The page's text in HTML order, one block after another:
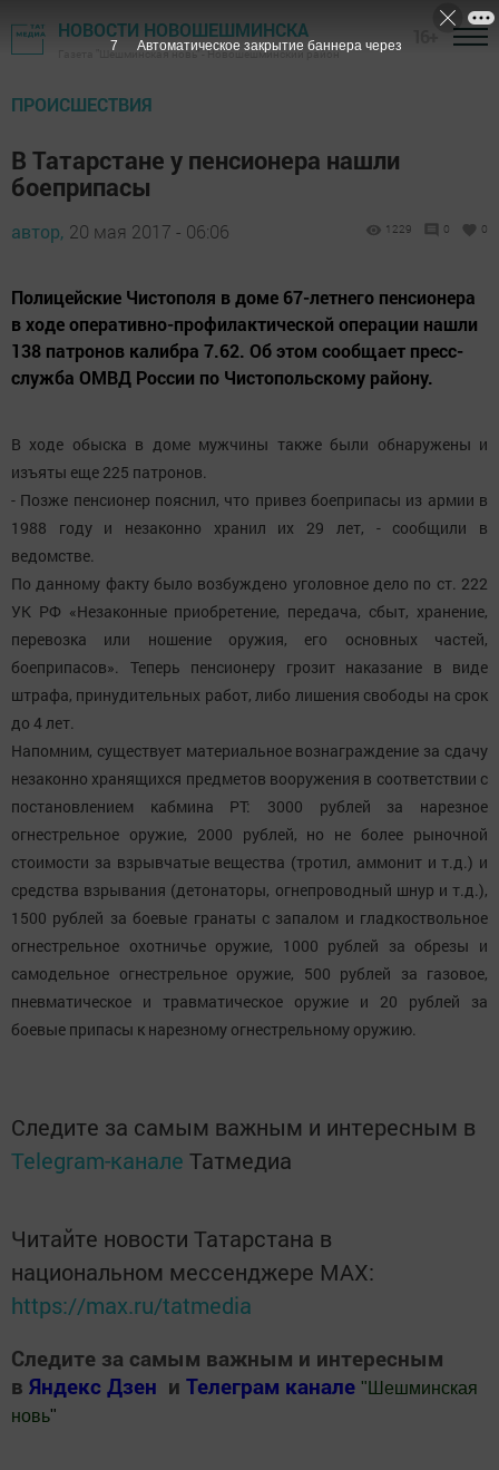
НОВОСТИ НОВОШЕШМИНСКА
Газета "Шешминская новь" - Новошешминский район
ПРОИСШЕСТВИЯ
В Татарстане у пенсионера нашли
боеприпасы
автор, 20 мая 2017 - 06:06 1229 0 0
Полицейские Чистополя в доме 67-летнего пенсионера
в ходе оперативно-профилактической операции нашли
138 патронов калибра 7.62. Об этом сообщает пресс-
служба ОМВД России по Чистопольскому району.
В ходе обыска в доме мужчины также были обнаружены и
изъяты еще 225 патронов.
- Позже пенсионер пояснил, что привез боеприпасы из армии в
1988 году и незаконно хранил их 29 лет, - сообщили в
ведомстве.
По данному факту было возбуждено уголовное дело по ст. 222
УК РФ «Незаконные приобретение, передача, сбыт, хранение,
перевозка или ношение оружия, его основных частей,
боеприпасов». Теперь пенсионеру грозит наказание в виде
штрафа, принудительных работ, либо лишения свободы на срок
до 4 лет.
Напомним, существует материальное вознаграждение за сдачу
незаконно хранящихся предметов вооружения в соответствии с
постановлением кабмина РТ: 3000 рублей за нарезное
огнестрельное оружие, 2000 рублей, но не более рыночной
стоимости за взрывчатые вещества (тротил, аммонит и т.д.) и
средства взрывания (детонаторы, огнепроводный шнур и т.д.),
1500 рублей за боевые гранаты с запалом и гладкоствольное
огнестрельное охотничье оружие, 1000 рублей за обрезы и
самодельное огнестрельное оружие, 500 рублей за газовое,
пневматическое и травматическое оружие и 20 рублей за
боевые припасы к нарезному огнестрельному оружию.
Следите за самым важным и интересным в
Telegram-канале Татмедиа
Читайте новости Татарстана в
национальном мессенджере MАХ:
https://max.ru/tatmedia
Следите за самым важным и интересным
в Яндекс Дзен и Телеграм канале " Шешминская
новь"
6 Автоматическое закрытие баннера через